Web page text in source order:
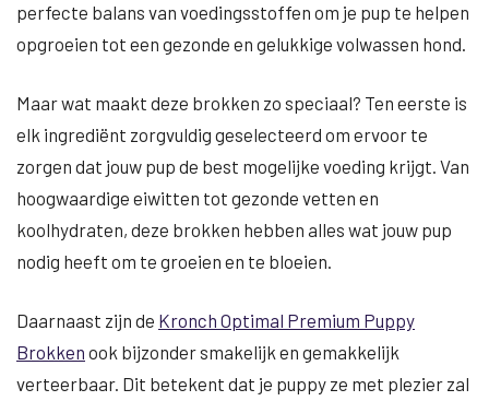
perfecte balans van voedingsstoffen om je pup te helpen
opgroeien tot een gezonde en gelukkige volwassen hond.
Maar wat maakt deze brokken zo speciaal? Ten eerste is
elk ingrediënt zorgvuldig geselecteerd om ervoor te
zorgen dat jouw pup de best mogelijke voeding krijgt. Van
hoogwaardige eiwitten tot gezonde vetten en
koolhydraten, deze brokken hebben alles wat jouw pup
nodig heeft om te groeien en te bloeien.
Daarnaast zijn de Kronch Optimal Premium Puppy
Brokken ook bijzonder smakelijk en gemakkelijk
verteerbaar. Dit betekent dat je puppy ze met plezier zal